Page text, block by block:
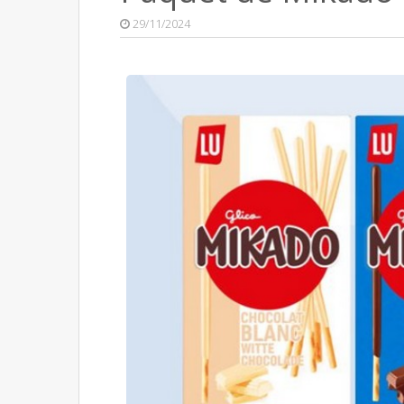
29/11/2024